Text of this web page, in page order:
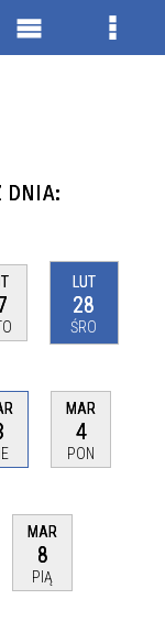
DNIA:
LUT
28
ŚRO
MAR
4
PON
MAR
8
PIĄ
Menu
Menu